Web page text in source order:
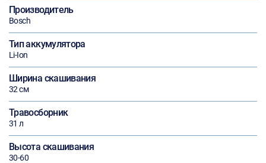
Производитель
Bosch
Тип аккумулятора
Li-Ion
Ширина скашивания
32 см
Травосборник
31 л
Высота скашивания
30-60